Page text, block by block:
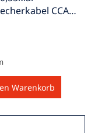
CCA
Warenkorb